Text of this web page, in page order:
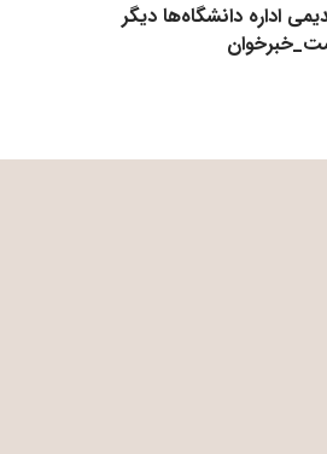
اداره دانشگاه‌ها دیگر